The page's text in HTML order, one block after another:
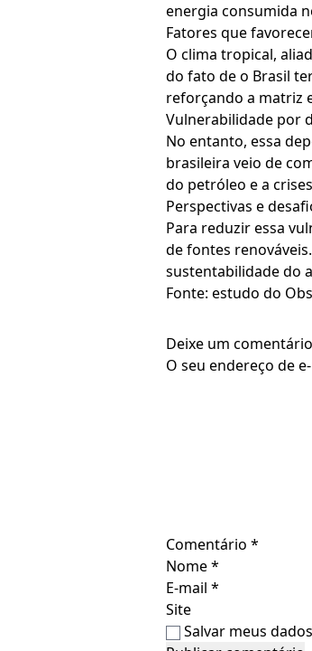
energia consumida
Fatores que
O clima tropical,
do fato de o Brasil
reforçando a matriz
Vulnerabilidade por
No entanto, essa
brasileira veio de
do petróleo e a
Perspectivas e
Para reduzir essa
de fontes
sustentabilidade do
Fonte: estudo do
Deixe um comentário
O seu endereço de
Comentário *
Nome*
E-mail *
Site
Salvar meus